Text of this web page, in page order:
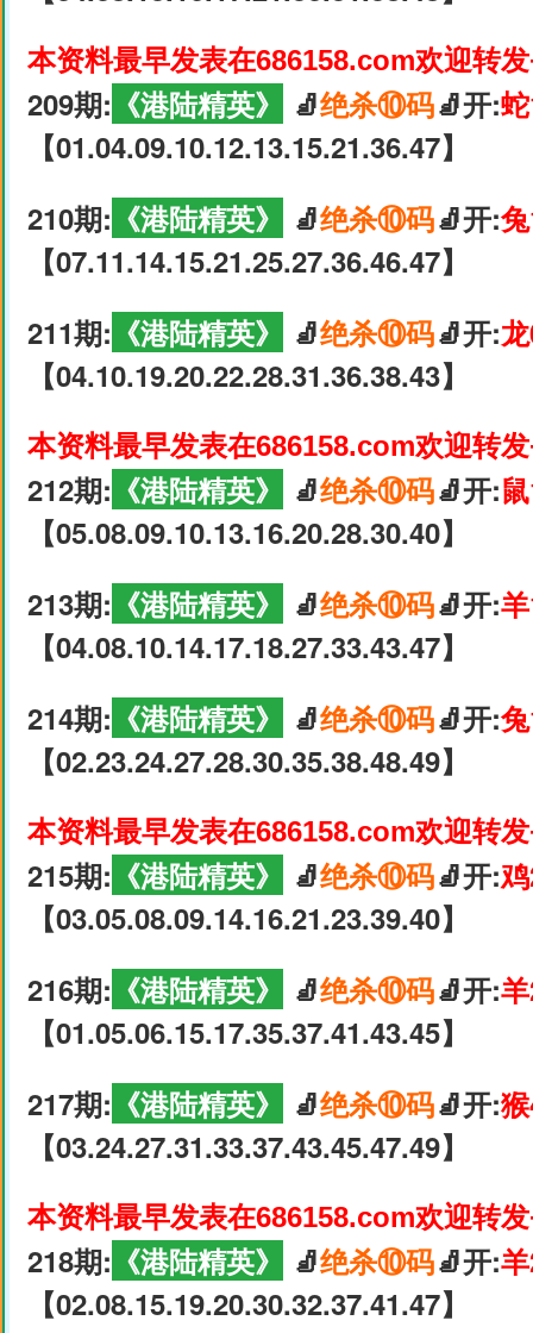
本资料最早发表在686158.com欢迎转
209期: 《港陆精英》 🧦绝杀⑩码🧦开:
【01.04.09.10.12.13.15.21.36.47】
210期: 《港陆精英》 🧦绝杀⑩码🧦开:
【07.11.14.15.21.25.27.36.46.47】
211期: 《港陆精英》 🧦绝杀⑩码🧦开:
【04.10.19.20.22.28.31.36.38.43】
本资料最早发表在686158.com欢迎转
212期: 《港陆精英》 🧦绝杀⑩码🧦开:
【05.08.09.10.13.16.20.28.30.40】
213期: 《港陆精英》 🧦绝杀⑩码🧦开:
【04.08.10.14.17.18.27.33.43.47】
214期: 《港陆精英》 🧦绝杀⑩码🧦开:
【02.23.24.27.28.30.35.38.48.49】
本资料最早发表在686158.com欢迎转
215期: 《港陆精英》 🧦绝杀⑩码🧦开:
【03.05.08.09.14.16.21.23.39.40】
216期: 《港陆精英》 🧦绝杀⑩码🧦开:
【01.05.06.15.17.35.37.41.43.45】
217期: 《港陆精英》 🧦绝杀⑩码🧦开:
【03.24.27.31.33.37.43.45.47.49】
本资料最早发表在686158.com欢迎转
218期: 《港陆精英》 🧦绝杀⑩码🧦开:
【02.08.15.19.20.30.32.37.41.47】